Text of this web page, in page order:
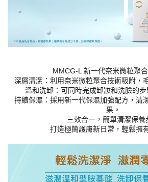
MMCG-L 新一代奈米微粒聚
深層清潔：利用奈米微粒聚合技術吸附，
溫和洗卸：可同時完成卸妝和洗臉的步
持續保濕：採用新一代保濕加強配方，清
果。
三效合一，簡單清潔保養
打造極簡護膚新日常，輕鬆擁